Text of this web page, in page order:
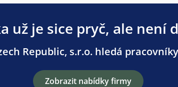
už je sice pryč, ale není
Republic, s.r.o. hledá
Zobrazit nabídky firmy